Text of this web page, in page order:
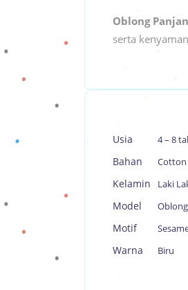
Oblong
serta
Usia 4 – 8
Bahan Cotton
Kelamin Laki
Model
Motif
Warna Biru